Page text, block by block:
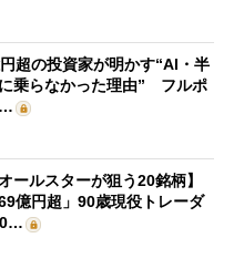
超の投資家が明かす“AI・半
乗らなかった理由” フルポ
…
ールスターが狙う20銘柄】
69億円超」90歳現役トレーダ